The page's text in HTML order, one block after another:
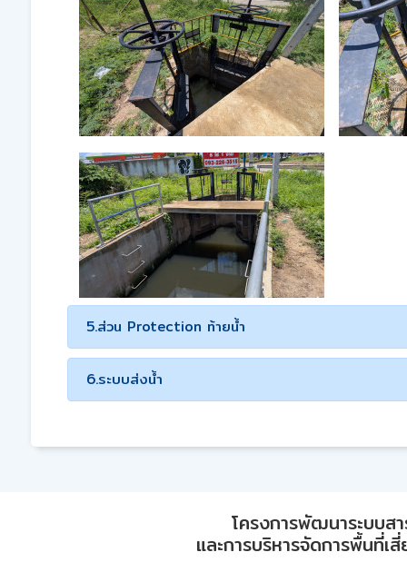
5.ส่วน Protection ท้ายน้ำ
6.ระบบส่งน้ำ
โครงการพัฒนาระบบส
และการบริหารจัดการพื้นที่เ